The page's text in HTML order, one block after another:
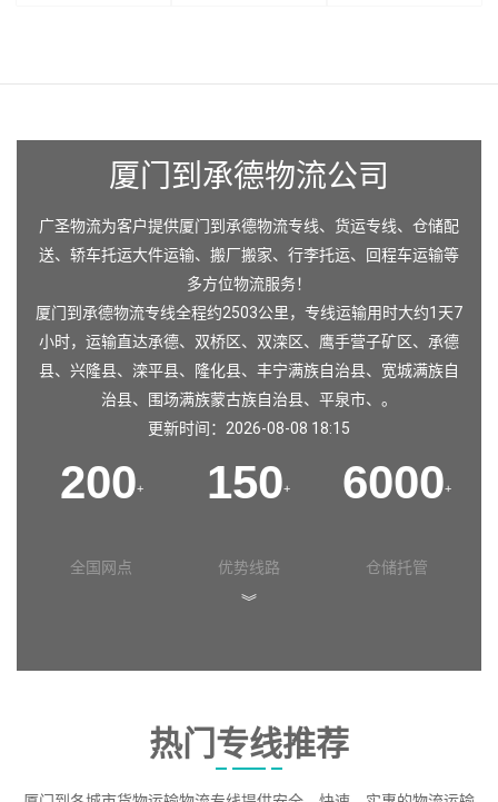
厦门到承德物流公司
广圣物流为客户提供厦门到承德物流专线、货运专线、仓储配
送、轿车托运大件运输、搬厂搬家、行李托运、回程车运输等
多方位物流服务！
厦门到承德物流专线全程约2503公里，专线运输用时大约1天7
小时，运输直达承德、 双桥区、 双滦区、 鹰手营子矿区、 承德
县、 兴隆县、 滦平县、 隆化县、 丰宁满族自治县、 宽城满族自
治县、 围场满族蒙古族自治县、 平泉市、。
更新时间：2026-08-08 18:15
200+
全国网点
150+
优势线路
6000+
仓储托管
︾
热门专线推荐